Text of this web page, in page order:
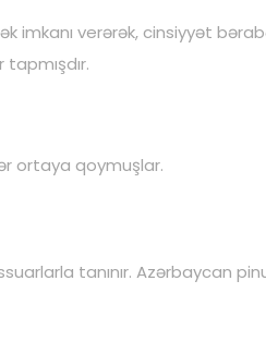
verərək, cinsiyyət
ortaya qoymuşlar.
tanınır. Azərbaycan